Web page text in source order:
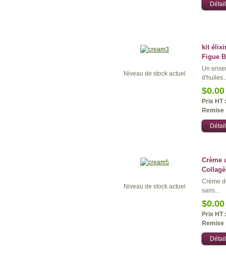
Niveau de stock actuel
kit
Figue
Un
$0.00
Prix HT
Remise
Niveau de stock actuel
Crème
Crème
sans...
$0.00
Prix HT
Remise